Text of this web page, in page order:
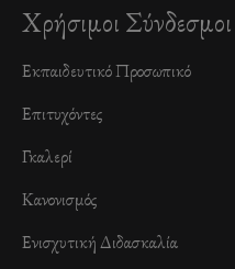
Χρήσιμοι Σύνδεσμοι
Εκπαιδευτικό Προσωπικό
Επιτυχόντες
Γκαλερί
Κανονισμός
Ενισχυτική Διδασκαλία